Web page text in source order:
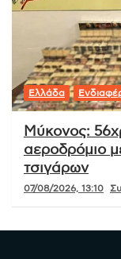
Ελλάδα
Μύκονος:
αεροδρόμιο
τσιγάρων
07/08/2026, 13:10